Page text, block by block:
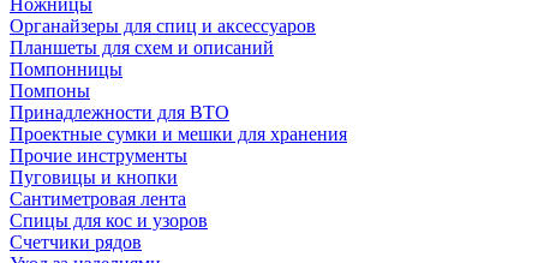
Ножницы
Органайзеры для спиц и аксессуаров
Планшеты для схем и описаний
Помпонницы
Помпоны
Принадлежности для ВТО
Проектные сумки и мешки для хранения
Прочие инструменты
Пуговицы и кнопки
Сантиметровая лента
Спицы для кос и узоров
Счетчики рядов